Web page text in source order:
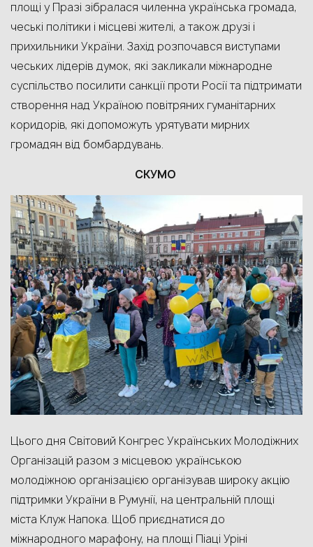
площі у Празі зібралася чиленна українська громада,
чеські політики і місцеві жителі, а також друзі і
прихильники України. Захід розпочався виступами
чеськихлідерів думок, які закликали міжнародне
суспільство посилити санкції проти Росії та підтримати
створення над Україною повітряних гуманітарних
коридорів, які допоможуть урятувати мирних
громадян від бомбардувань.
СКУМО
Цього дня Світовий Конгрес Українських Молодіжних
Організацій разом з місцевою українською
молодіжною організацією організував широку акцію
підтримки України в Румунії, на центральній площі
міста Клуж Напока. Щоб приєднатися до
міжнародного марафону, на площі Піаці Уріні